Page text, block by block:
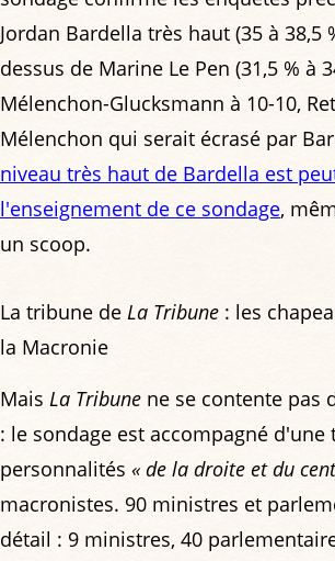
Jordan Bardella très haut (35 à 38,5
dessus de Marine Le Pen (31,5 % à
Mélenchon-Glucksmann à 10-10,
Mélenchon qui serait écrasé par
niveau très haut de Bardella est
l'enseignement de ce sondage,
un scoop.
La tribune de La Tribune : les
la Macronie
Mais La Tribune ne se contente pas
: le sondage est accompagné d'une
personnalités « de la droite et du
macronistes. 90 ministres et
détail : 9 ministres, 40